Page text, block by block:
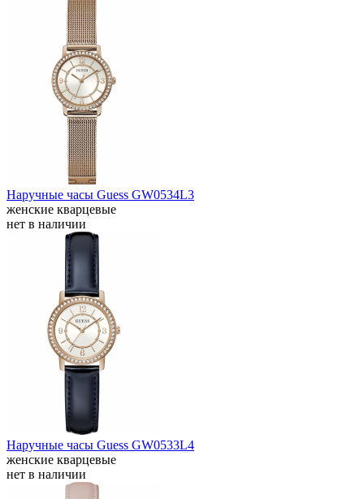
Наручные часы Guess GW0534L3
женские кварцевые
нет в наличии
Наручные часы Guess GW0533L4
женские кварцевые
нет в наличии